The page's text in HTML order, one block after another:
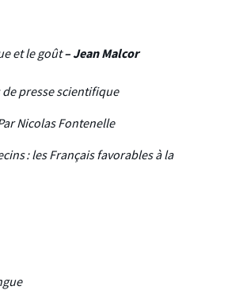
et le goût– Jean Malcor
de presse scientifique
Nicolas Fontenelle
: les Français favorables à la